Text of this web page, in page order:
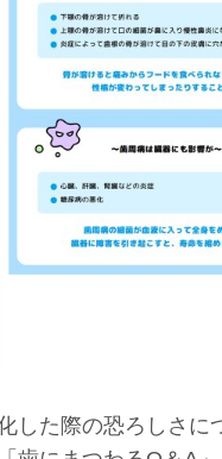
した際の恐ろしさ